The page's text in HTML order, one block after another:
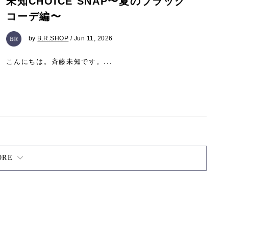
コーデ編〜
by B.R.SHOP / Jun 11, 2026
こんにちは。斉藤未知です。...